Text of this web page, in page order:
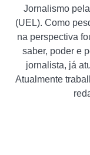
Jornalismo
(UEL). Como
na perspectiva
saber, poder e
jornalista, já
Atualmente